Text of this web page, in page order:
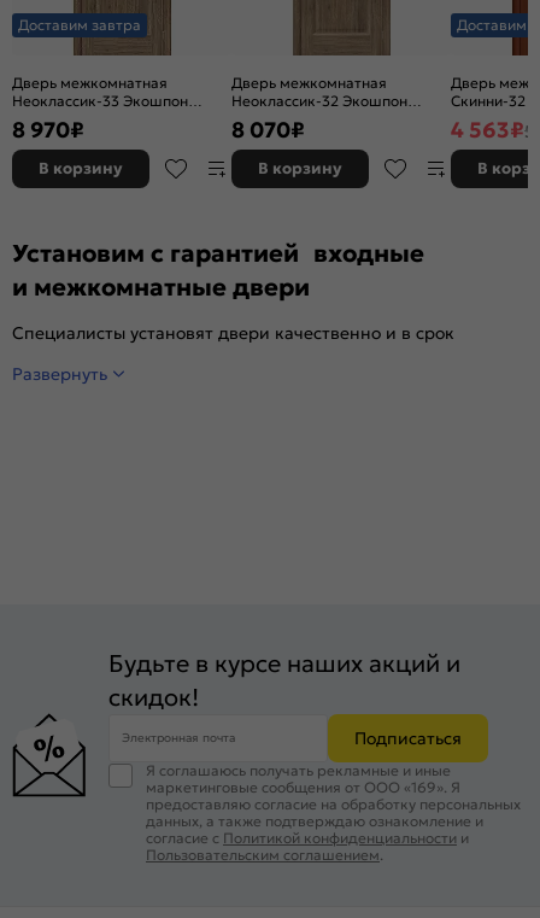
Доставим завтра
Дверь межкомнатная
Неоклассик-33 Экошпон
Original Oak, остекленная,
white сrystal, кромка нет,
филенчатая
8 970₽
В корзину
Дверь межкомнатная
Неоклассик-32 Экошпон
Original Oak, глухая, кромка
нет, филенчатая
8 070₽
В корзину
Доставим
Дверь
Скинни-32
глухая,
4 563₽5
В
Установим с гарантией входные
и межкомнатные двери
Специалисты установят двери качественно и в срок
Развернуть
Будьте в курсе наших акций и
скидок!
Электронная почта Подписаться
Я соглашаюсь получать рекламные и иные
маркетинговые сообщения от ООО «169». Я
предоставляю согласие на обработку персональных
данных, а также подтверждаю ознакомление и
согласие с Политикой конфиденциальности и
Пользовательским соглашением